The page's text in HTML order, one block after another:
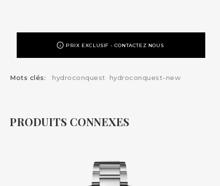
PRIX EXCLUSIF - CONTACTEZ NOUS
Mots clés: hydroconquest hydroconquest-new
PRODUITS CONNEXES